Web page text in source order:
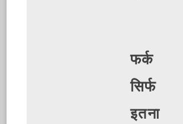
फर्क
सिर्फ
इतना